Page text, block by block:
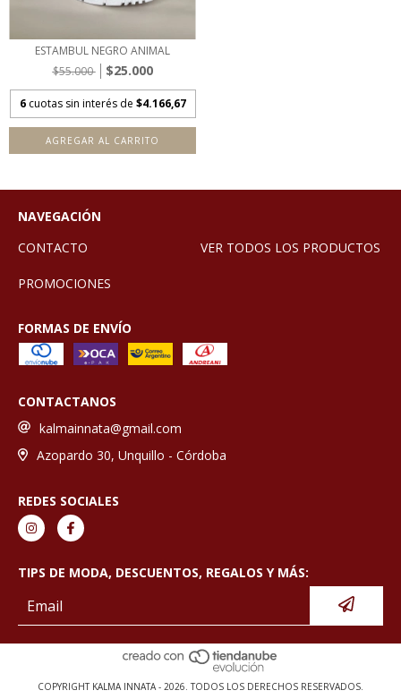
ESTAMBUL NEGRO ANIMAL
$55.000
$25.000
6 cuotas sin interés de $4.166,67
AGREGAR AL CARRITO
NAVEGACIÓN
CONTACTO
VER TODOS LOS PRODUCTOS
PROMOCIONES
FORMAS DE ENVÍO
CONTACTANOS
kalmainnata@gmail.com
Azopardo 30, Unquillo - Córdoba
REDES SOCIALES
TIPS DE MODA, DESCUENTOS, REGALOS Y MÁS:
COPYRIGHT KALMA INNATA - 2026. TODOS LOS DERECHOS RESERVADOS.